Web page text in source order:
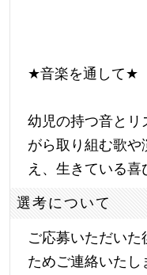
★音楽を通して★
幼児の持つ音とリ
がら取り組む歌
え、生きている喜
選考について
ご応募いただい
ためご連絡いたし